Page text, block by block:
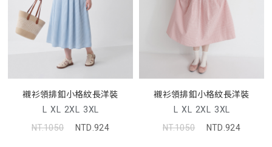
襯衫領排釦小格紋長洋裝
L XL 2XL 3XL
NT.1050
NTD.924
襯衫領排釦小格紋長洋裝
L XL 2XL 3XL
NT.1050
NTD.924